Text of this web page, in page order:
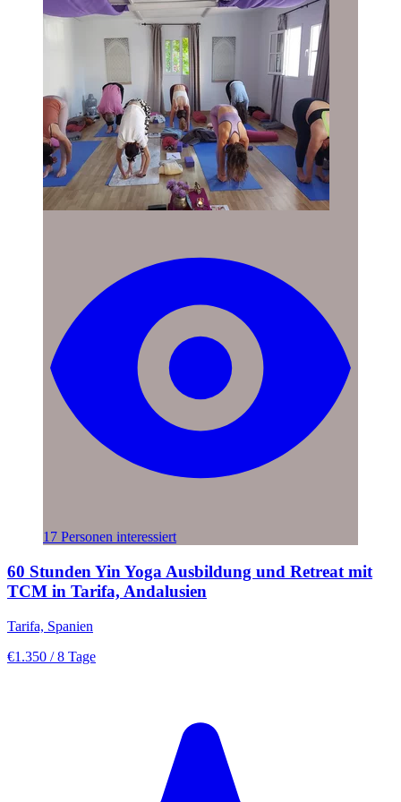
17 Personen interessiert
60 Stunden Yin Yoga Ausbildung und Retreat mit
TCM in Tarifa, Andalusien
Tarifa, Spanien
€1.350 / 8 Tage